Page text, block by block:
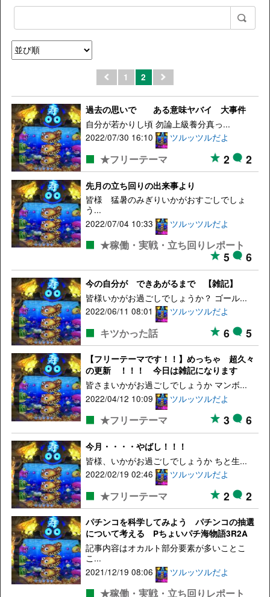
1 2
過去の思いで ある意味ヤバイ 大事件
自分が若かりし頃 勿論上級養分真っ...
2022/07/30 16:10
ツルッツルだよ
★フリーテーマ 2 2
先月の立ち回りの出来事より
皆様 猛暑のみぎりいかがおすごしでしょ
う...
2022/07/04 10:33
ツルッツルだよ
★稼働・実戦・立ち回りレポート
5 6
今の自分が できあがるまで 【雑記】
皆様いかがお過ごしでしょうか？ ゴール...
2022/06/11 08:01
ツルッツルだよ
キツかった話 6 5
【フリーテーマです！！】めっちゃ 超久々
の更新 ！！！ 今日は雑記になります
皆さまいかがお過ごしでしょうか マンボ...
2022/04/12 10:09
ツルッツルだよ
★フリーテーマ 3 6
今月・・・・やばし！！！
皆様、いかがお過ごしでしょうか ちと生...
2022/02/19 02:46
ツルッツルだよ
★フリーテーマ 2 2
パチンコを科学してみよう パチンコの抽選
について考える Pちょいパチ海物語3R2A
記事内容はオカルト部分要素が多いことこ
こ...
2021/12/19 08:06
ツルッツルだよ
★稼働・実戦・立ち回りレポート